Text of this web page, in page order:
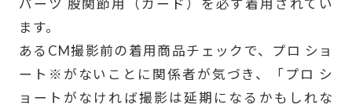
パーツ 股関節用（ガード）を必ず着用されてい
ます。
あるCM撮影前の着用商品チェックで、プロ ショ
ート※がないことに関係者が気づき、「プロ シ
ョートがなければ撮影は延期になるかもしれな